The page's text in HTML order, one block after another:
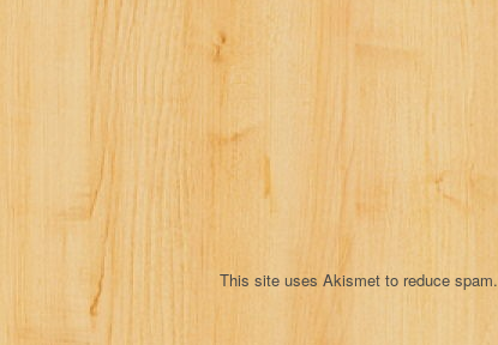
a
t
i
This site uses Akismet to reduce spam.